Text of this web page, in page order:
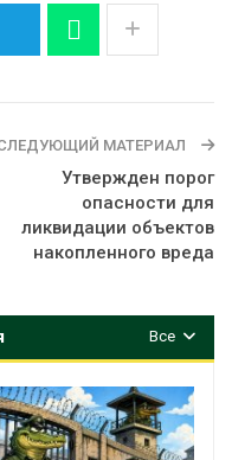
МАТЕРИАЛ
Утвержден порог
опасности для
ликвидации объектов
накопленного вреда
Все